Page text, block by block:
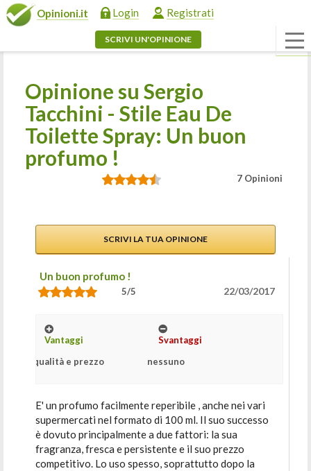
Opinioni.it Login Registrati
SCRIVI UN'OPINIONE
Opinione su Sergio
Tacchini - Stile Eau De
Toilette Spray: Un buon
profumo !
7 Opinioni
SCRIVI LA TUA OPINIONE
Un buon profumo !
5/5 22/03/2017
Vantaggi
qualità e prezzo
Svantaggi
nessuno
E' un profumo facilmente reperibile , anche nei vari
supermercati nel formato di 100 ml. Il suo successo
è dovuto principalmente a due fattori: la sua
fragranza, fresca e persistente e il suo prezzo
competitivo. Lo uso spesso, soprattutto dopo la